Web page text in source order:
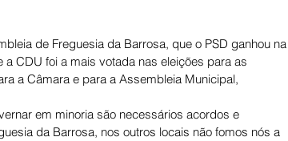
de Freguesia da Barrosa, que o PSD ganhou na
CDU foi a mais votada nas eleições para as
a Câmara e para a Assembleia Municipal,
em minoria são necessários acordos e
da Barrosa, nos outros locais não fomos nós a